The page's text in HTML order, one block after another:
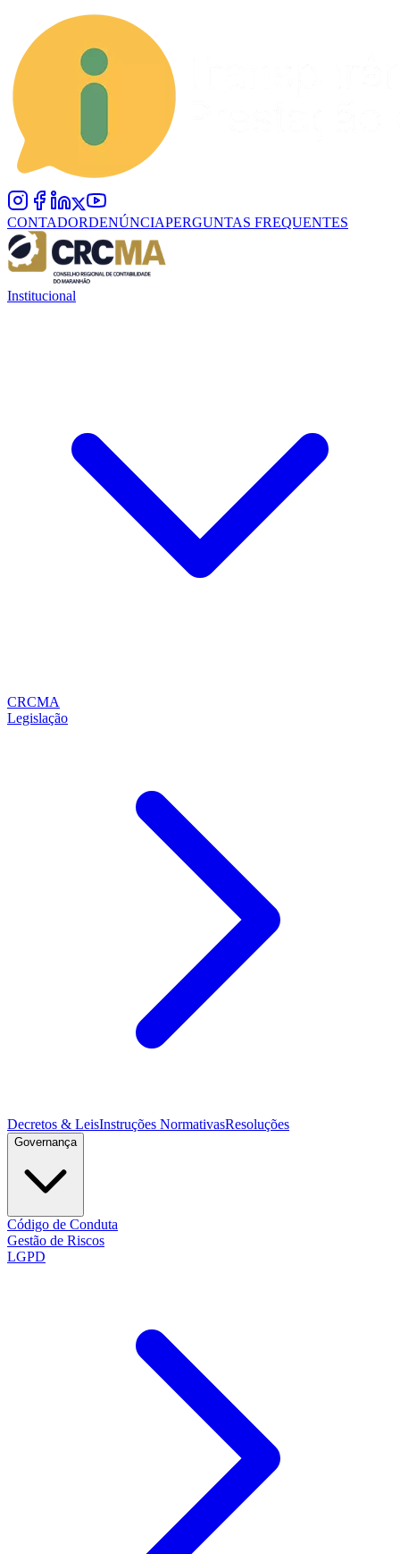
CONTADORDENÚNCIAPERGUNTAS FREQUENTES
Institucional
CRCMA
Legislação
Decretos & LeisInstruções NormativasResoluções
Governança
Código de Conduta
Gestão de Riscos
LGPD